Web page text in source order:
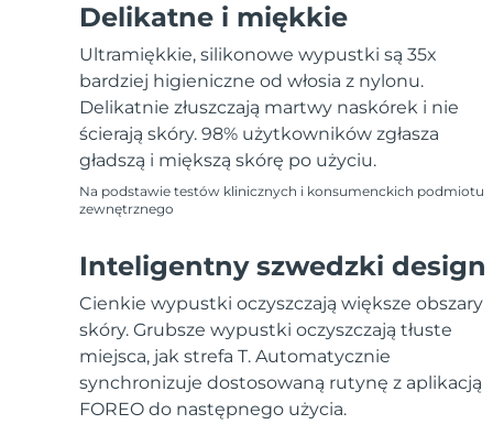
Delikatne i miękkie
Ultramiękkie, silikonowe wypustki są 35x
bardziej higieniczne od włosia z nylonu.
Delikatnie złuszczają martwy naskórek i nie
ścierają skóry. 98% użytkowników zgłasza
gładszą i miększą skórę po użyciu.
Na podstawie testów klinicznych i konsumenckich podmiotu
zewnętrznego
Inteligentny szwedzki design
Cienkie wypustki oczyszczają większe obszary
skóry. Grubsze wypustki oczyszczają tłuste
miejsca, jak strefa T. Automatycznie
synchronizuje dostosowaną rutynę z aplikacją
FOREO do następnego użycia.